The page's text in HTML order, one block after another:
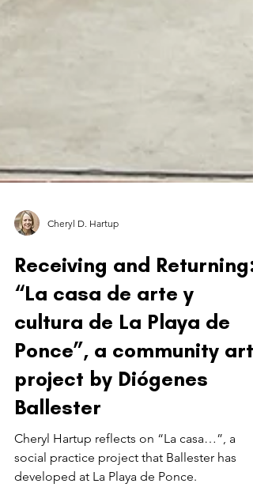
Cheryl D. Hartup
Receiving and Returning:
“La casa de arte y
cultura de La Playa de
Ponce”, a community art